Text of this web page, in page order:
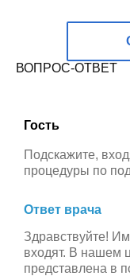
ВОПРОС-ОТВЕТ
Гость
Подскажите,
процедуры по
Ответ врача
Здравствуйте!
входят. В нашем
представлена в